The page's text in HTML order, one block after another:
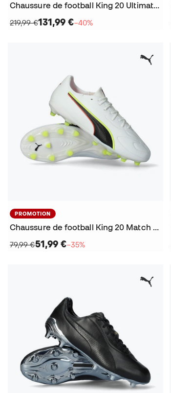
Chaussure de football King 20 Ultimate FG/AG
219,99 €131,99 €−40%
PROMOTION
Chaussure de football King 20 Match FG/AG
79,99 €51,99 €−35%